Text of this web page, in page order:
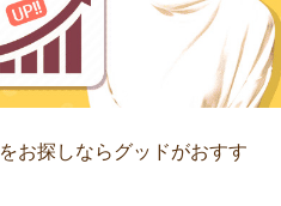
をお探しならグッドがおすす